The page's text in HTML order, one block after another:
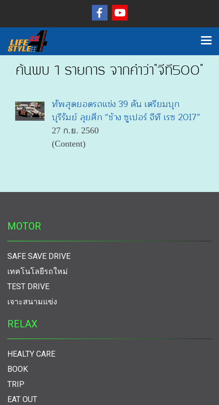
ค้นพบ 1 รายการ จากคำว่า"จีที500"
ทัพสุดยอดรถแข่ง 39 คัน เตรียมบุก
บุรีรัมย์ ลุยศึก “ช้าง ซูเปอร์ จีที เรซ 2017”
27 ก.ย. 2560
(Content)
MOTOR
SAFE SAVE DRIVE
เทคโนโลยีรถใหม่
TEST DRIVE
เจาะสนามแข่ง
RELAX
HEALTY CARE
BOOK
TRIP
EAT OUT